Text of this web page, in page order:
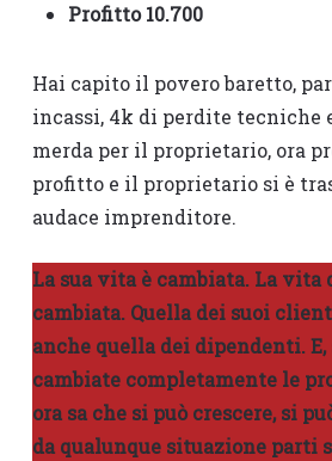
Profitto 10.700
Hai capito il povero baretto,
incassi, 4k di perdite tecniche
merda per il proprietario, ora
profitto e il proprietario si è
audace imprenditore.
La sua vita è cambiata. La vita
cambiata. Quella dei suoi
anche quella dei dipendenti.
cambiate completamente le
ora sa che si può crescere, si
da qualunque situazione parti